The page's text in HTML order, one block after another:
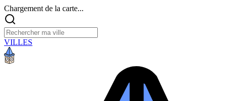
Chargement de la carte...
VILLES